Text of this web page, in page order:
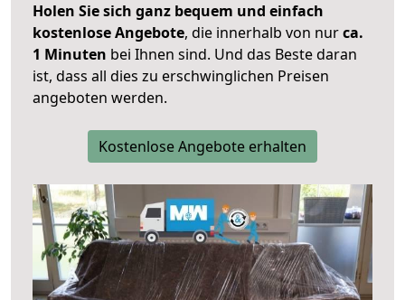
Holen Sie sich ganz bequem und einfach
kostenlose Angebote, die innerhalb von nurca.
1 Minuten bei Ihnen sind. Und das Beste daran
ist, dass all dies zu erschwinglichen Preisen
angeboten werden.
Kostenlose Angebote erhalten